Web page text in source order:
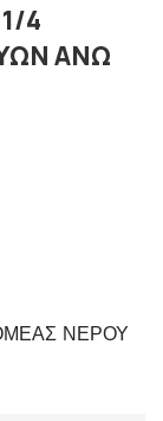
4
ΑΝΩ
ΝΕΡΟΥ